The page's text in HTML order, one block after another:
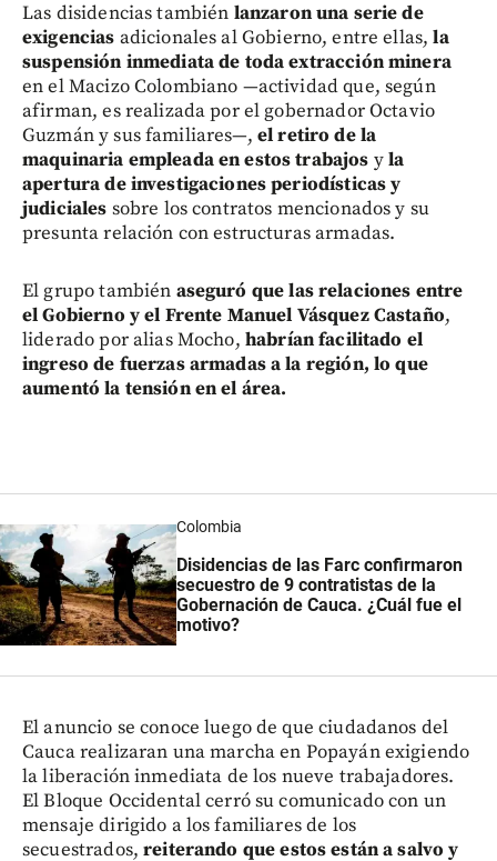
Las disidencias también lanzaron una serie de
exigencias adicionales al Gobierno, entre ellas,la
suspensión inmediata de toda extracción minera
en el Macizo Colombiano —actividad que, según
afirman, es realizada por el gobernador Octavio
Guzmán y sus familiares—, el retiro de la
maquinaria empleada en estos trabajos yla
apertura de investigaciones periodísticas y
judiciales sobre los contratos mencionados y su
presunta relación con estructuras armadas.
El grupo también aseguró que las relaciones entre
el Gobierno y el Frente Manuel Vásquez Castaño,
liderado por alias Mocho, habrían facilitado el
ingreso de fuerzas armadas a la región, lo que
aumentó la tensión en el área.
Colombia
Disidencias de las Farc confirmaron
secuestro de 9 contratistas de la
Gobernación de Cauca. ¿Cuál fue el
motivo?
El anuncio se conoce luego de que ciudadanos del
Cauca realizaran una marcha en Popayán exigiendo
la liberación inmediata de los nueve trabajadores.
El Bloque Occidental cerró su comunicado con un
mensaje dirigido a los familiares de los
secuestrados, reiterando que estos están a salvo y